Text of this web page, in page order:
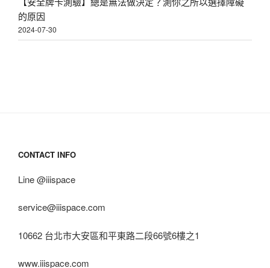
的原因
2024-07-30
CONTACT INFO
Line @iiispace
service@iiispace.com
10662 台北市大安區和平東路二段66號6樓之1
www.iiispace.com